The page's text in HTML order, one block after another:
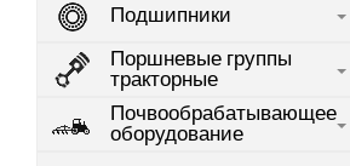
Подшипники
Поршневые группы
тракторные
Почвообрабатывающее
оборудование